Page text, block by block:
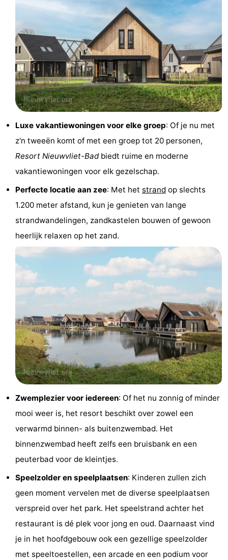
Zien
doen
Bezienswaardigheden
Musea
Monumenten
Molens
Uitkijkpunten
Attracties
Rondvaarten
Speeltuinen
Binnenspeeltuinen
Bowlen
Minigolfbanen
Wellness
centra
Dorpen
Steden
Natuur
Sporten
Zwembaden
Golfbanen
-
Surfen
Vuurtoren
Eten
en
Haaientanden
Luxe vakantiewoningen voor elke groep: Of je nu met
z'n tweeën komt of met een groep tot 20 personen,
Resort Nieuwvliet-Badbiedt ruime en moderne
vakantiewoningen voor elk gezelschap.
Perfecte locatie aan zee: Met het strand op slechts
1.200 meter afstand, kun je genieten van lange
strandwandelingen, zandkastelen bouwen of gewoon
heerlijk relaxen op het zand.
Zwemplezier voor iedereen: Of het nu zonnig of minder
mooi weer is, het resort beschikt over zowel een
verwarmd binnen- als buitenzwembad. Het
binnenzwembad heeft zelfs een bruisbank en een
peuterbad voor de kleintjes.
Speelzolder en speelplaatsen: Kinderen zullen zich
geen moment vervelen met de diverse speelplaatsen
verspreid over het park. Het speelstrand achter het
restaurant is dé plek voor jong en oud. Daarnaast vind
je in het hoofdgebouw ook een gezellige speelzolder
met speeltoestellen, een arcade en een podium voor